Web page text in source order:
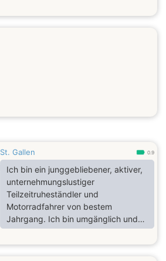
St. Gallen 0.9
Ich bin ein junggebliebener, aktiver,
unternehmungslustiger
Teilzeitruheständler und
Motorradfahrer von bestem
Jahrgang. Ich bin umgänglich und
zuverlässig und auf der Suche nach
einer Freundschaft, aus der sich